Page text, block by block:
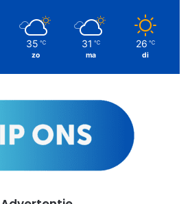
35 ℃
zo
31 ℃
ma
26 ℃
di